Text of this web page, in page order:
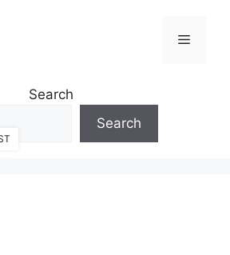
Menu
Search
Search